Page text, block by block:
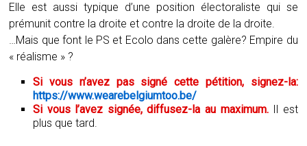
Elle est aussi typique d’une position électoraliste qui se
prémunit contre la droite et contre la droite de la droite.
…Mais que font le PS et Ecolo dans cette galère? Empire du
« réalisme » ?
Si vous n’avez pas signé cette pétition, signez-la:
https://www.wearebelgiumtoo.be/
Si vous l’avez signée, diffusez-la au maximum. Il est
plus que tard.